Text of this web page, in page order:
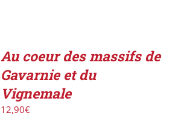
Au coeur des massifs de
Gavarnie et du
Vignemale
12,90€